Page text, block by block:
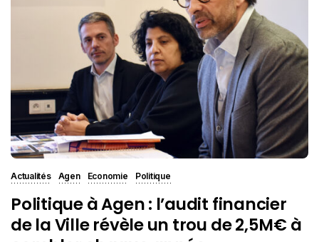
Actualités Agen Economie Politique
Politique à Agen : l’audit financier
de la Ville révèle un trou de 2,5M€ à